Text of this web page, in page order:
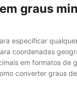
graus
especificar
coordenadas
em formatos de
converter graus